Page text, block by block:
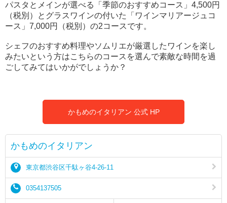
パスタとメインが選べる「季節のおすすめコース」4,500円
（税別）とグラスワインの付いた「ワインマリアージュコ
ース」7,000円（税別）の2コースです。
シェフのおすすめ料理やソムリエが厳選したワインを楽し
みたいという方はこちらのコースを選んで素敵な時間を過
ごしてみてはいかがでしょうか？
かもめのイタリアン 公式 HP
かもめのイタリアン
東京都渋谷区千駄ヶ谷4-26-11
0354137505